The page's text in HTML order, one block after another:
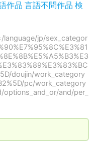
作品 言語不問作品 検
jp/sex_categor
doujin/work_category
pc/work_category
and/per_